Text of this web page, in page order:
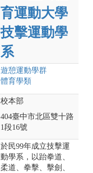
育運動大學
技擊運動學
系
遊憩運動學群
體育學類
校本部
404臺中市北區雙十路
1段16號
於民99年成立技擊運
動學系，以跆拳道、
柔道、拳擊、擊劍、